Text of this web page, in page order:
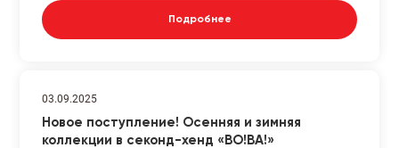
Подробнее
03.09.2025
Новое поступление! Осенняя и зимняя
коллекции в секонд-хенд «ВО!ВА!»